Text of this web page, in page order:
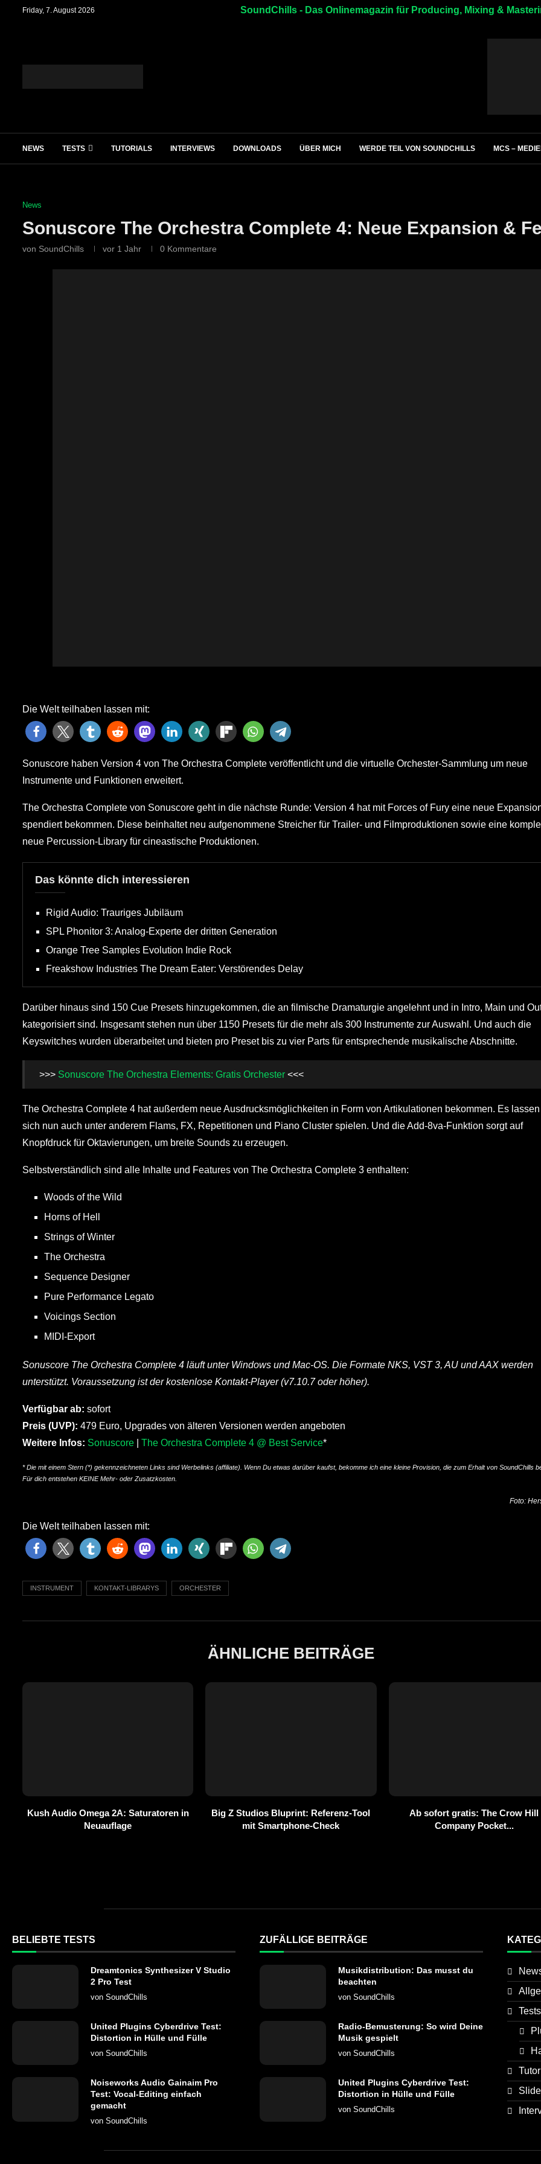
Friday, 7. August 2026 SoundChills - Das Onlinemagazin für Producing, Mixing &
NEWS TESTS TUTORIALS INTERVIEWS DOWNLOADS ÜBER MICH WERDE TEIL VON SOUNDCHILLS MCS –
News
Sonuscore The Orchestra Complete 4: Neue Expansion &
von SoundChills vor 1 Jahr 0 Kommentare
Die Welt teilhaben lassen mit:
Sonuscore haben Version 4 von The Orchestra Complete veröffentlicht und die virtuelle Orchester-Sammlung um neue
Instrumente und Funktionen erweitert.
The Orchestra Complete von Sonuscore geht in die nächste Runde: Version 4 hat mit Forces of Fury eine neue
spendiert bekommen. Diese beinhaltet neu aufgenommene Streicher für Trailer- und Filmproduktionen sowie eine
neue Percussion-Library für cineastische Produktionen.
Das könnte dich interessieren
Rigid Audio: Trauriges Jubiläum
SPL Phonitor 3: Analog-Experte der dritten Generation
Orange Tree Samples Evolution Indie Rock
Freakshow Industries The Dream Eater: Verstörendes Delay
Darüber hinaus sind 150 Cue Presets hinzugekommen, die an filmische Dramaturgie angelehnt und in Intro, Main und
kategorisiert sind. Insgesamt stehen nun über 1150 Presets für die mehr als 300 Instrumente zur Auswahl. Und auch die
Keyswitches wurden überarbeitet und bieten pro Preset bis zu vier Parts für entsprechende musikalische Abschnitte.
>>> Sonuscore The Orchestra Elements: Gratis Orchester <<<
The Orchestra Complete 4 hat außerdem neue Ausdrucksmöglichkeiten in Form von Artikulationen bekommen. Es lassen
sich nun auch unter anderem Flams, FX, Repetitionen und Piano Cluster spielen. Und die Add-8va-Funktion sorgt auf
Knopfdruck für Oktavierungen, um breite Sounds zu erzeugen.
Selbstverständlich sind alle Inhalte und Features von The Orchestra Complete 3 enthalten:
Woods of the Wild
Horns of Hell
Strings of Winter
The Orchestra
Sequence Designer
Pure Performance Legato
Voicings Section
MIDI-Export
Sonuscore The Orchestra Complete 4 läuft unter Windows und Mac-OS. Die Formate NKS, VST 3, AU und AAX werden
unterstützt. Voraussetzung ist der kostenlose Kontakt-Player (v7.10.7 oder höher).
Verfügbar ab: sofort
Preis (UVP): 479 Euro, Upgrades von älteren Versionen werden angeboten
Weitere Infos: Sonuscore The Orchestra Complete 4 @ Best Service*
* Die mit einem Stern (*) gekennzeichneten Links sind Werbelinks (affiliate). Wenn Du etwas darüber kaufst, bekomme ich eine kleine Provision, die zum Erhalt von SoundChills
Für dich entstehen KEINE Mehr- oder Zusatzkosten.
Foto:
Die Welt teilhaben lassen mit:
INSTRUMENT KONTAKT-LIBRARYS ORCHESTER
ÄHNLICHE BEITRÄGE
Kush Audio Omega 2A: Saturatoren in
Neuauflage
Big Z Studios Bluprint: Referenz-Tool
mit Smartphone-Check
Ab sofort gratis: The Crow Hill
Company Pocket...
BELIEBTE TESTS
Dreamtonics Synthesizer V Studio
2 Pro Test
von SoundChills
United Plugins Cyberdrive Test:
Distortion in Hülle und Fülle
von SoundChills
Noiseworks Audio Gainaim Pro
Test: Vocal-Editing einfach
gemacht
von SoundChills
ZUFÄLLIGE BEITRÄGE
Musikdistribution: Das musst du
beachten
von SoundChills
Radio-Bemusterung: So wird Deine
Musik gespielt
von SoundChills
United Plugins Cyberdrive Test:
Distortion in Hülle und Fülle
von SoundChills
Tests